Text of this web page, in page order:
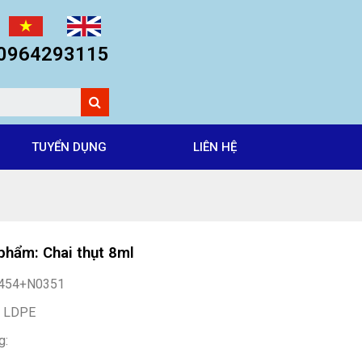
TUYỂN DỤNG LIÊN HỆ
Chai thụt 8ml
LDPE